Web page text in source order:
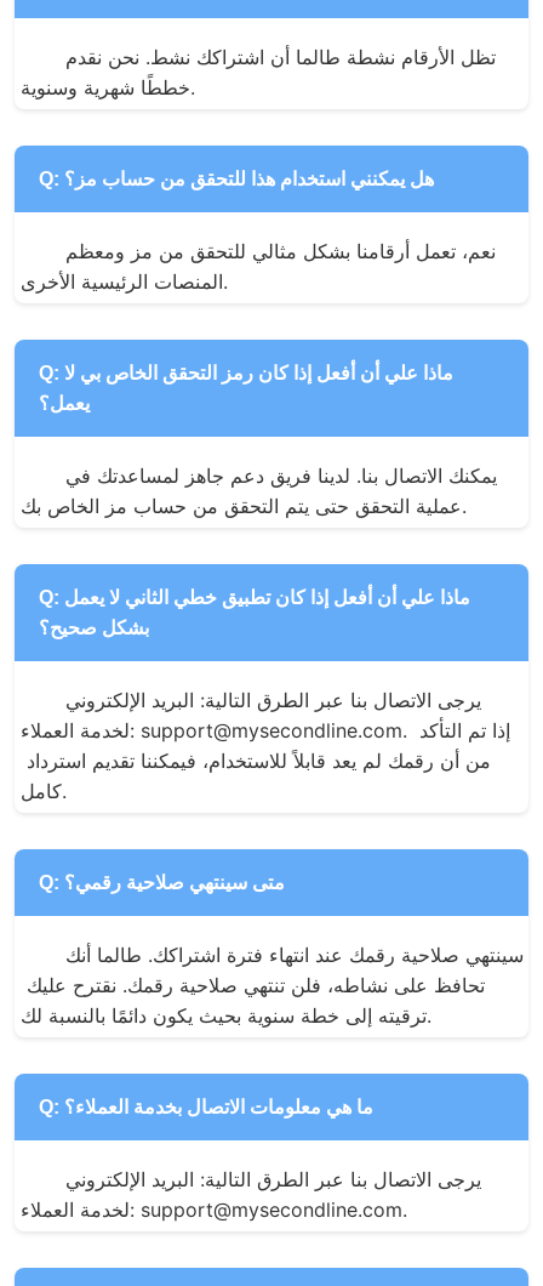
خططًا شهرية وسنوية.
Q: هل يمكنني استخدام هذا للتحقق من حساب مز؟
المنصات الرئيسية الأخرى.
Q: ماذا علي أن أفعل إذا كان رمز التحقق الخاص بي لا
يعمل؟
عملية التحقق حتى يتم التحقق من حساب مز الخاص بك.
Q: ماذا علي أن أفعل إذا كان تطبيق خطي الثاني لا يعمل
بشكل صحيح؟
لخدمة العملاء: support@mysecondline.com. إذا تم التأكد
كامل.
Q: متى سينتهي صلاحية رقمي؟
ترقيته إلى خطة سنوية بحيث يكون دائمًا بالنسبة لك.
Q: ما هي معلومات الاتصال بخدمة العملاء؟
لخدمة العملاء: support@mysecondline.com.